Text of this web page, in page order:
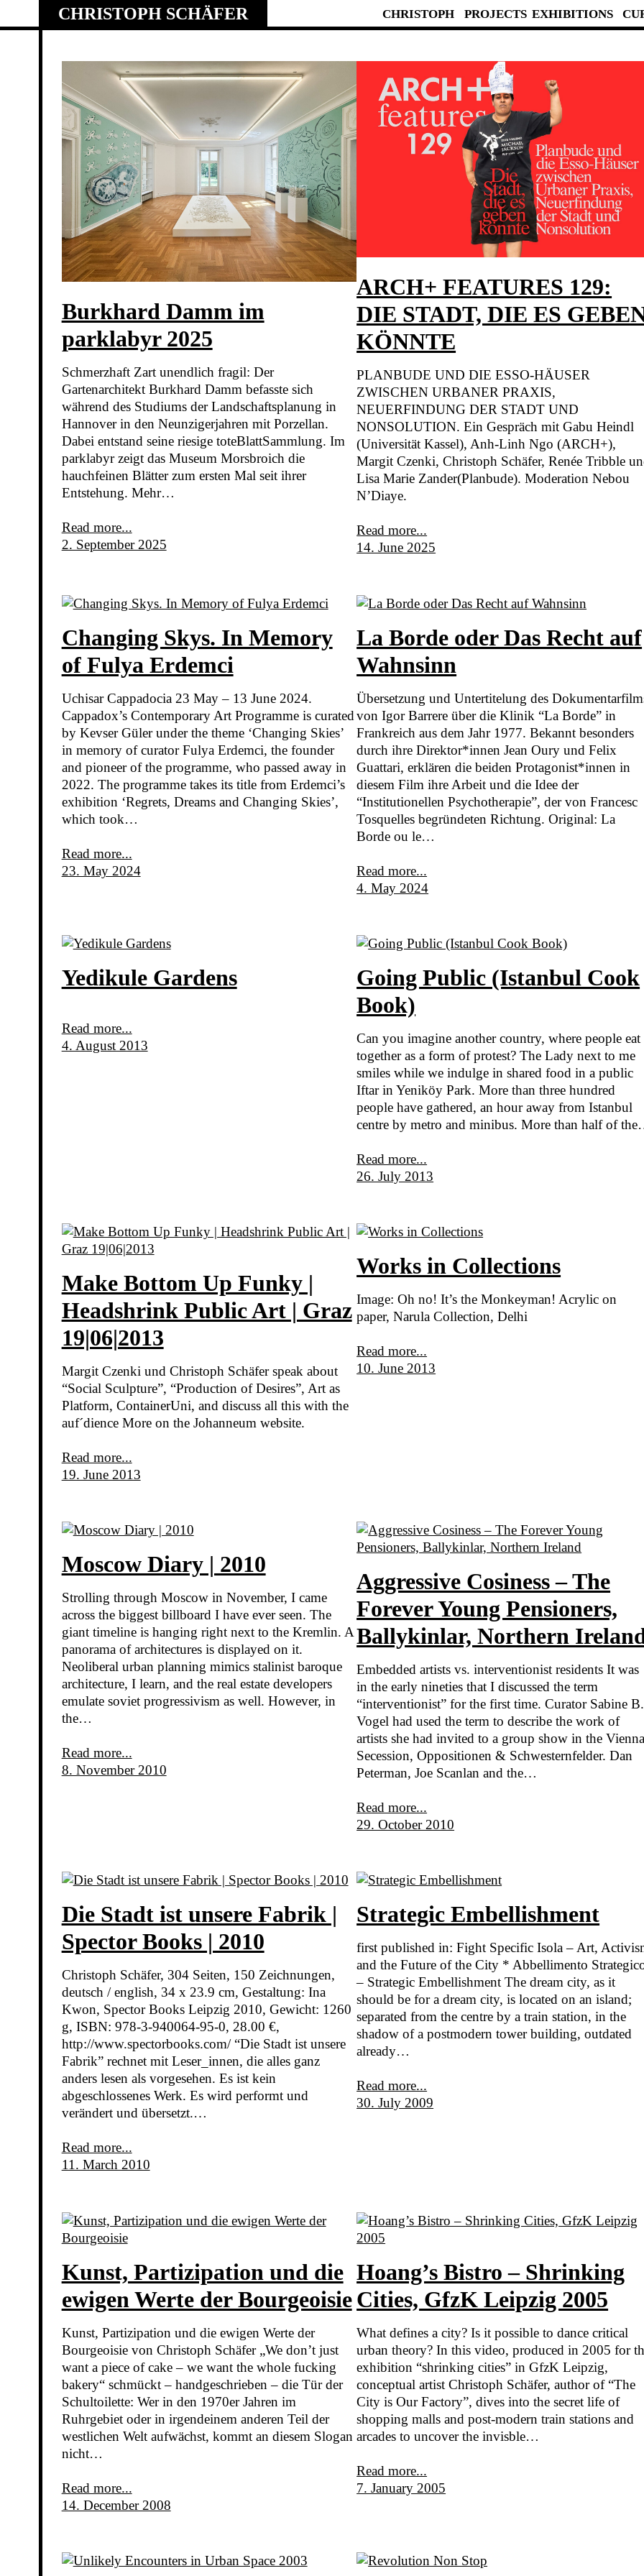
to
CHRISTOPH SCHÄFER CHRISTOPH PROJECTS EXHIBITIONS
Burkhard Damm im
parklabyr 2025
Schmerzhaft Zart unendlich fragil: Der
Gartenarchitekt Burkhard Damm befasste sich
während des Studiums der Landschaftsplanung in
Hannover in den Neunzigerjahren mit Porzellan.
Dabei entstand seine riesige toteBlattSammlung. Im
parklabyr zeigt das Museum Morsbroich die
hauchfeinen Blätter zum ersten Mal seit ihrer
Entstehung. Mehr…
Read more...
2. September 2025
ARCH+ FEATURES 129:
DIE STADT, DIE ES
KÖNNTE
PLANBUDE UND DIE ESSO-HÄUSER
ZWISCHEN URBANER PRAXIS,
NEUERFINDUNG DER STADT UND
NONSOLUTION. Ein Gespräch mit Gabu Heindl
(Universität Kassel), Anh-Linh Ngo (ARCH+),
Margit Czenki, Christoph Schäfer, Renée Tribble
Lisa Marie Zander(Planbude). Moderation Nebou
N’Diaye.
Read more...
14. June 2025
Changing Skys. In Memory
of Fulya Erdemci
Uchisar Cappadocia 23 May – 13 June 2024.
Cappadox’s Contemporary Art Programme is curated
by Kevser Güler under the theme ‘Changing Skies’
in memory of curator Fulya Erdemci, the founder
and pioneer of the programme, who passed away in
2022. The programme takes its title from Erdemci’s
exhibition ‘Regrets, Dreams and Changing Skies’,
which took…
Read more...
23. May 2024
La Borde oder Das Recht auf
Wahnsinn
Übersetzung und Untertitelung des
von Igor Barrere über die Klinik “La Borde” in
Frankreich aus dem Jahr 1977. Bekannt besonders
durch ihre Direktor*innen Jean Oury und Felix
Guattari, erklären die beiden Protagonist*innen in
diesem Film ihre Arbeit und die Idee der
“Institutionellen Psychotherapie”, der von Francesc
Tosquelles begründeten Richtung. Original: La
Borde ou le…
Read more...
4. May 2024
Yedikule Gardens
Read more...
4. August 2013
Going Public (Istanbul Cook
Book)
Can you imagine another country, where people eat
together as a form of protest? The Lady next to me
smiles while we indulge in shared food in a public
Iftar in Yeniköy Park. More than three hundred
people have gathered, an hour away from Istanbul
centre by metro and minibus. More than half of
Read more...
26. July 2013
Make Bottom Up Funky |
Headshrink Public Art | Graz
19|06|2013
Margit Czenki und Christoph Schäfer speak about
“Social Sculpture”, “Production of Desires”, Art as
Platform, ContainerUni, and discuss all this with the
auf´dience More on the Johanneum website.
Read more...
19. June 2013
Works in Collections
Image: Oh no! It’s the Monkeyman! Acrylic on
paper, Narula Collection, Delhi
Read more...
10. June 2013
Moscow Diary | 2010
Strolling through Moscow in November, I came
across the biggest billboard I have ever seen. The
giant timeline is hanging right next to the Kremlin. A
panorama of architectures is displayed on it.
Neoliberal urban planning mimics stalinist baroque
architecture, I learn, and the real estate developers
emulate soviet progressivism as well. However, in
the…
Read more...
8. November 2010
Aggressive Cosiness – The
Forever Young Pensioners,
Ballykinlar, Northern
Embedded artists vs. interventionist residents It was
in the early nineties that I discussed the term
“interventionist” for the first time. Curator Sabine B.
Vogel had used the term to describe the work of
artists she had invited to a group show in the
Secession, Oppositionen & Schwesternfelder. Dan
Peterman, Joe Scanlan and the…
Read more...
29. October 2010
Die Stadt ist unsere Fabrik |
Spector Books | 2010
Christoph Schäfer, 304 Seiten, 150 Zeichnungen,
deutsch / english, 34 x 23.9 cm, Gestaltung: Ina
Kwon, Spector Books Leipzig 2010, Gewicht: 1260
g, ISBN: 978-3-940064-95-0, 28.00 €,
http://www.spectorbooks.com/ “Die Stadt ist unsere
Fabrik” rechnet mit Leser_innen, die alles ganz
anders lesen als vorgesehen. Es ist kein
abgeschlossenes Werk. Es wird performt und
verändert und übersetzt.…
Read more...
11. March 2010
Strategic Embellishment
first published in: Fight Specific Isola – Art,
and the Future of the City * Abbellimento
– Strategic Embellishment The dream city, as it
should be for a dream city, is located on an island;
separated from the centre by a train station, in the
shadow of a postmodern tower building, outdated
already…
Read more...
30. July 2009
Kunst, Partizipation und die
ewigen Werte der Bourgeoisie
Kunst, Partizipation und die ewigen Werte der
Bourgeoisie von Christoph Schäfer „We don’t just
want a piece of cake – we want the whole fucking
bakery“ schmückt – handgeschrieben – die Tür der
Schultoilette: Wer in den 1970er Jahren im
Ruhrgebiet oder in irgendeinem anderen Teil der
westlichen Welt aufwächst, kommt an diesem Slogan
nicht…
Read more...
14. December 2008
Hoang’s Bistro – Shrinking
Cities, GfzK Leipzig 2005
What defines a city? Is it possible to dance critical
urban theory? In this video, produced in 2005 for
exhibition “shrinking cities” in GfzK Leipzig,
conceptual artist Christoph Schäfer, author of “The
City is Our Factory”, dives into the secret life of
shopping malls and post-modern train stations and
arcades to uncover the invisble…
Read more...
7. January 2005